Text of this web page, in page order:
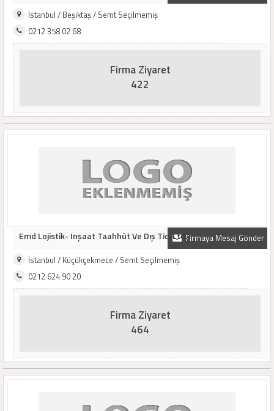
İstanbul / Beşiktaş / Semt Seçilmemiş
0212 358 02 68
Firma Ziyaret
422
Firmaya Mesaj Gönder
Emd Lojistik- Inşaat Taahhüt Ve Dış Tic. Ltd...
İstanbul / Küçükçekmece / Semt Seçilmemiş
0212 624 90 20
Firma Ziyaret
464